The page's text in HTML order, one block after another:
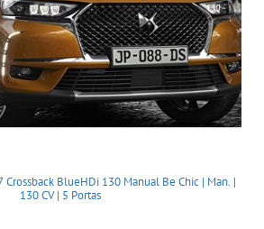
Crossback BlueHDi 130 Manual Be Chic | Man. |
130 CV | 5 Portas